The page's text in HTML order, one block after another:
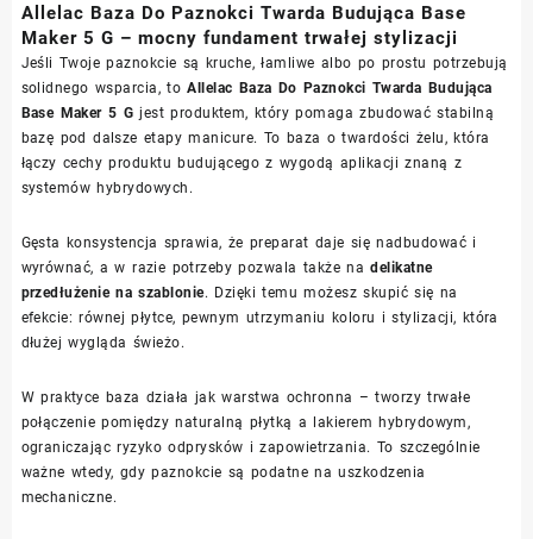
Allelac Baza Do Paznokci Twarda Budująca Base
Maker 5 G – mocny fundament trwałej stylizacji
Jeśli Twoje paznokcie są kruche, łamliwe albo po prostu potrzebują
solidnego wsparcia, toAllelac Baza Do Paznokci Twarda Budująca
Base Maker 5 G jest produktem, który pomaga zbudować stabilną
bazę pod dalsze etapy manicure. To baza o twardości żelu, która
łączy cechy produktu budującego z wygodą aplikacji znaną z
systemów hybrydowych.
Gęsta konsystencja sprawia, że preparat daje się nadbudować i
wyrównać, a w razie potrzeby pozwala także nadelikatne
przedłużenie na szablonie. Dzięki temu możesz skupić się na
efekcie: równej płytce, pewnym utrzymaniu koloru i stylizacji, która
dłużej wygląda świeżo.
W praktyce baza działa jak warstwa ochronna – tworzy trwałe
połączenie pomiędzy naturalną płytką a lakierem hybrydowym,
ograniczając ryzyko odprysków i zapowietrzania. To szczególnie
ważne wtedy, gdy paznokcie są podatne na uszkodzenia
mechaniczne.